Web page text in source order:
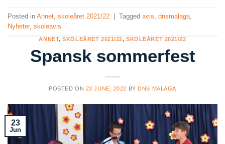
Posted in Annet skoleåret 2021/22 Tagged avis dnsmalaga
Nyheter, skoleavis
ANNET,SKOLEÅRET 2021/22,SKOLEÅRET 2021/22
Spansk sommerfest
POSTED ON 23 JUNE, 2022 BY DNS MALAGA
23
Jun